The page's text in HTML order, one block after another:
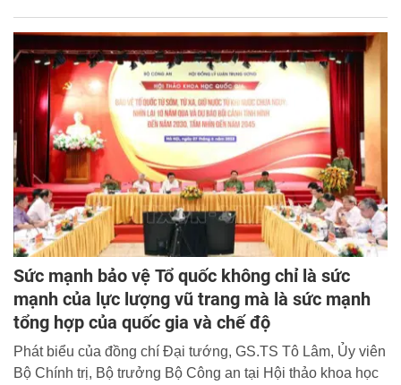
biểu toàn quốc, trở thành tư tưởng chỉ đạo, phương châm
hành động của toàn Đảng, toàn quân, toàn dân trong bảo
vệ và phát triển đất nước phồn vinh, hạnh phúc.
Sức mạnh bảo vệ Tổ quốc không chỉ là sức
mạnh của lực lượng vũ trang mà là sức mạnh
tổng hợp của quốc gia và chế độ
Phát biểu của đồng chí Đại tướng, GS.TS Tô Lâm, Ủy viên
Bộ Chính trị, Bộ trưởng Bộ Công an tại Hội thảo khoa học